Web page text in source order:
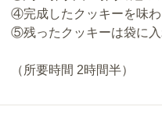
④完成したクッキーを味わ
⑤残ったクッキーは袋に入
（所要時間 2時間半）